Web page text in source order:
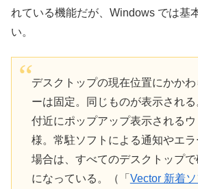
れている機能だが、Windows では基
い。
デスクトップの現在位置にかか
ーは固定。同じものが表示され
付近にポップアップ表示されるウ
様。常駐ソフトによる通知やエ
場合は、すべてのデスクトップで
になっている。（「 Vector 新着